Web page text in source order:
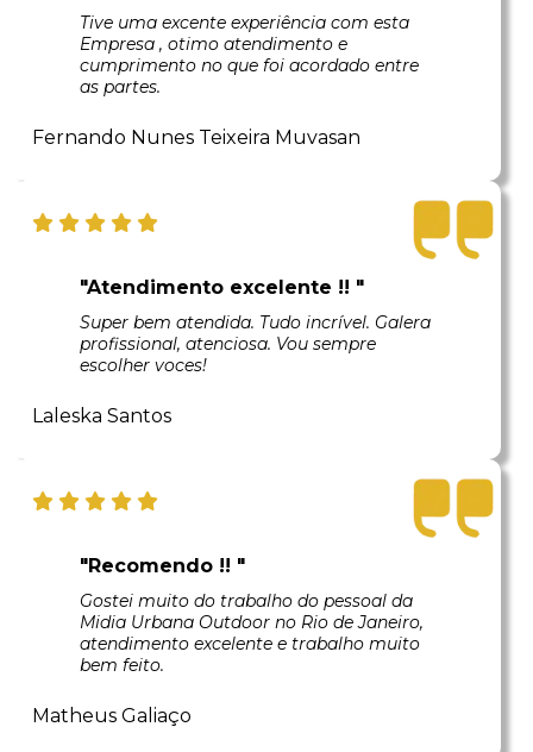
Tive uma excente experiência com esta
Empresa , otimo atendimento e
cumprimento no que foi acordado entre
as partes.
Fernando Nunes Teixeira Muvasan
"Atendimento excelente !! "
Super bem atendida. Tudo incrível. Galera
profissional, atenciosa. Vou sempre
escolher voces!
Laleska Santos
"Recomendo !! "
Gostei muito do trabalho do pessoal da
Midia Urbana Outdoor no Rio de Janeiro,
atendimento excelente e trabalho muito
bem feito.
Matheus Galiaço